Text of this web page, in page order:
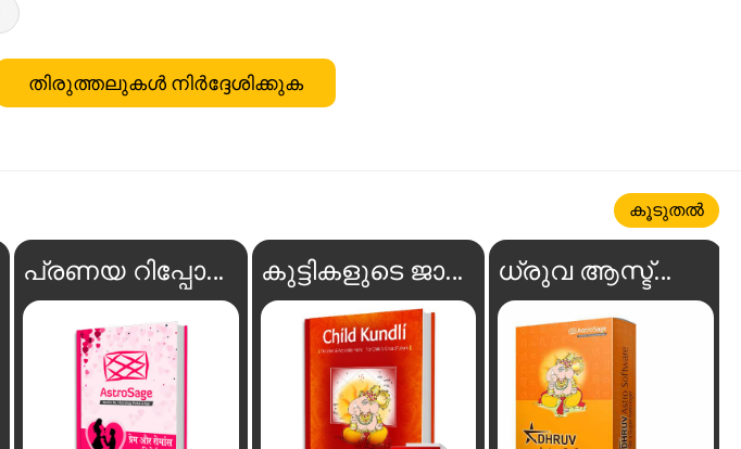
തിരുത്തലുകൾ നിർദ്ദേശിക്കുക
കൂടുതൽ
പ്രണയ റിപ്പോർട്ട് കുട്ടികളുടെ ജാതകം ധ്രുവ ആസ്ട്രോ സോഫ്റ്റ്‌വെയർ